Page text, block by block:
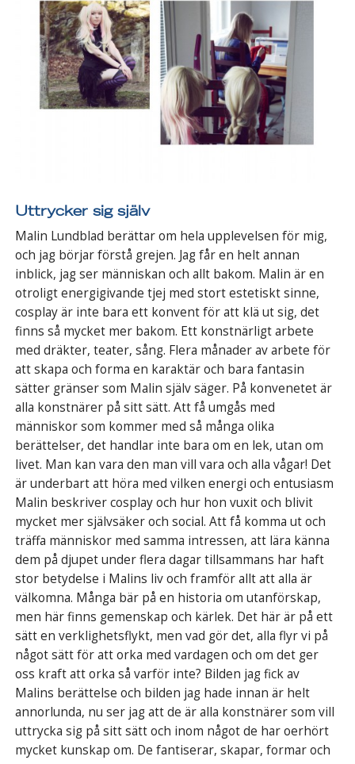
Uttrycker sig själv
Malin Lundblad berättar om hela upplevelsen för mig,
och jag börjar förstå grejen. Jag får en helt annan
inblick, jag ser människan och allt bakom. Malin är en
otroligt energigivande tjej med stort estetiskt sinne,
cosplay är inte bara ett konvent för att klä ut sig, det
finns så mycket mer bakom. Ett konstnärligt arbete
med dräkter, teater, sång. Flera månader av arbete för
att skapa och forma en karaktär och bara fantasin
sätter gränser som Malin själv säger. På konvenetet är
alla konstnärer på sitt sätt. Att få umgås med
människor som kommer med så många olika
berättelser, det handlar inte bara om en lek, utan om
livet. Man kan vara den man vill vara och alla vågar! Det
är underbart att höra med vilken energi och entusiasm
Malin beskriver cosplay och hur hon vuxit och blivit
mycket mer självsäker och social. Att få komma ut och
träffa människor med samma intressen, att lära känna
dem på djupet under flera dagar tillsammans har haft
stor betydelse i Malins liv och framför allt att alla är
välkomna. Många bär på en historia om utanförskap,
men här finns gemenskap och kärlek. Det här är på ett
sätt en verklighetsflykt, men vad gör det, alla flyr vi på
något sätt för att orka med vardagen och om det ger
oss kraft att orka så varför inte? Bilden jag fick av
Malins berättelse och bilden jag hade innan är helt
annorlunda, nu ser jag att de är alla konstnärer som vill
uttrycka sig på sitt sätt och inom något de har oerhört
mycket kunskap om. De fantiserar, skapar, formar och